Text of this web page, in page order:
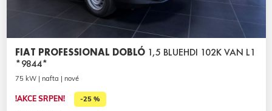
FIAT PROFESSIONAL DOBLÓ 1,5 BLUEHDI 102K VAN L1
*9844*
75 kW | nafta | nové
!AKCE SRPEN! -25 %